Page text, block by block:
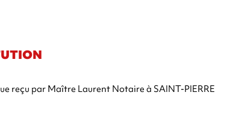
reçu par Maître Laurent Notaire à SAINT-PIERRE